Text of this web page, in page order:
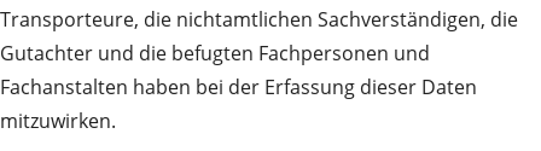
Transporteure, die nichtamtlichen Sachverständigen, die
Gutachter und die befugten Fachpersonen und
Fachanstalten haben bei der Erfassung dieser Daten
mitzuwirken.